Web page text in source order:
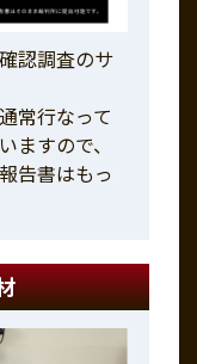
認調査のサ
常行なって
ますので、
告書はもっ